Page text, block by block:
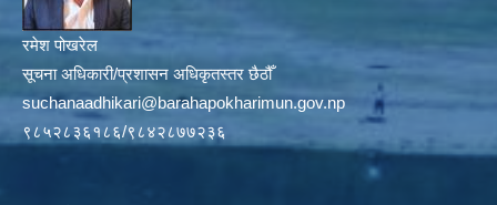
रमेश पोखरेल
सूचना अधिकारी/प्रशासन अधिकृतस्तर छैठौँ
suchanaadhikari@barahapokharimun.gov.np
९८५२८३६१८६/९८४२८७७२३६